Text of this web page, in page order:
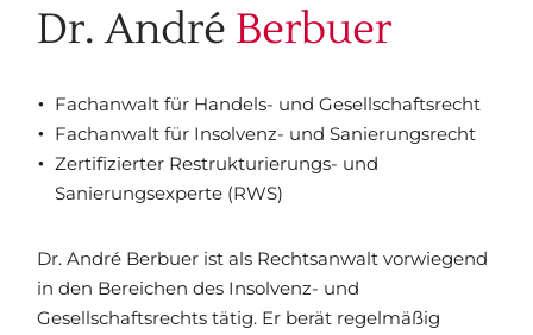
Dr. André Berbuer
Fachanwalt für Handels- und Gesellschaftsrecht
Fachanwalt für Insolvenz- und Sanierungsrecht
Zertifizierter Restrukturierungs- und
Sanierungsexperte (RWS)
Dr. André Berbuer ist als Rechtsanwalt vorwiegend
in den Bereichen des Insolvenz- und
Gesellschaftsrechts tätig. Er berät regelmäßig